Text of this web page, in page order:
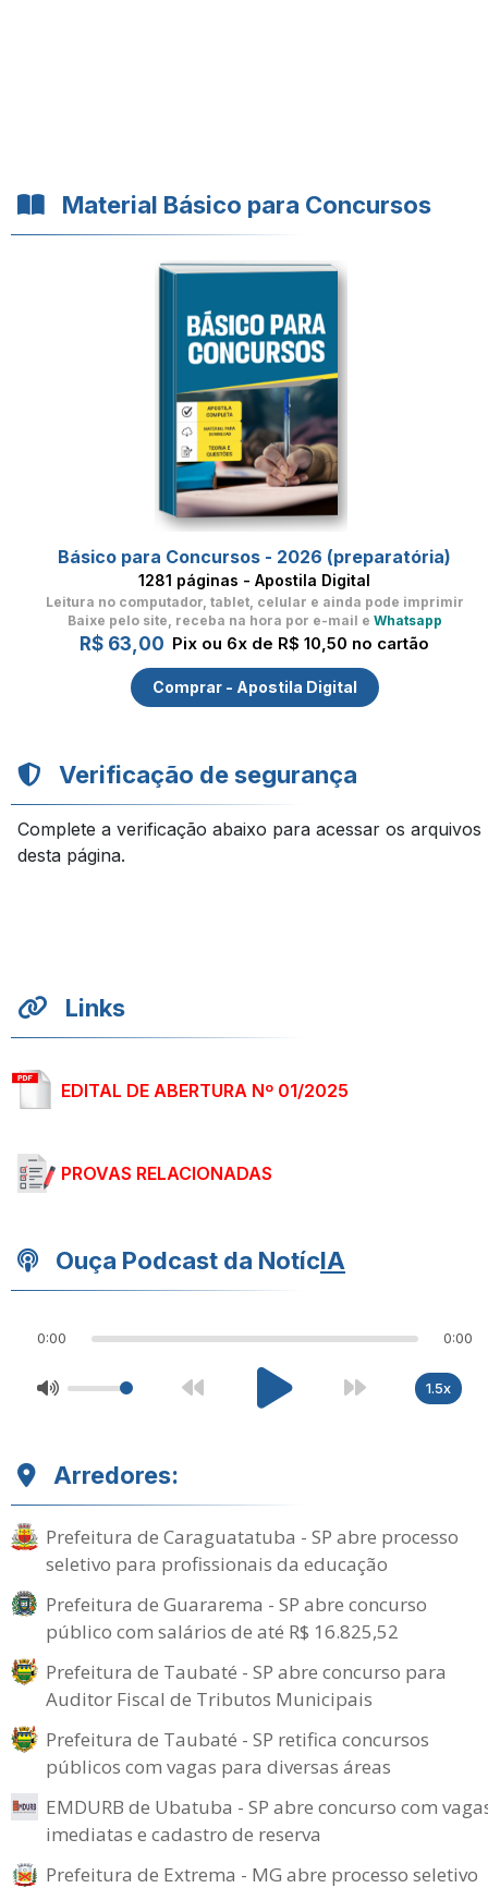
Material Básico para Concursos
Básico para Concursos - 2026 (preparatória)
1281 páginas - Apostila Digital
Leitura no computador, tablet, celular e ainda pode imprimir
Baixe pelo site, receba na hora por e-mail e Whatsapp
R$ 63,00 Pix ou 6x de R$ 10,50 no cartão
Comprar - Apostila Digital
Verificação de segurança
Complete a verificação abaixo para acessar os arquivos
desta página.
Links
EDITAL DE ABERTURA Nº 01/2025
PROVAS RELACIONADAS
Ouça Podcast da NotícIA
0:00 0:00
1.5x
Arredores:
Prefeitura de Caraguatatuba - SP abre processo
seletivo para profissionais da educação
Prefeitura de Guararema - SP abre concurso
público com salários de até R$ 16.825,52
Prefeitura de Taubaté - SP abre concurso para
Auditor Fiscal de Tributos Municipais
Prefeitura de Taubaté - SP retifica concursos
públicos com vagas para diversas áreas
EMDURB de Ubatuba - SP abre concurso com
imediatas e cadastro de reserva
Prefeitura de Extrema - MG abre processo seletivo